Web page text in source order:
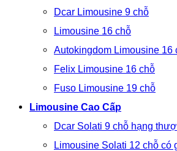
Dcar Limousine 9 chỗ
Limousine 16 chỗ
Autokingdom Limousine 16
Felix Limousine 16 chỗ
Fuso Limousine 19 chỗ
Limousine Cao Cấp
Dcar Solati 9 chỗ hạng
Limousine Solati 12 chỗ có